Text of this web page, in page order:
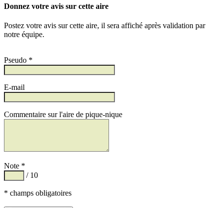
Donnez votre avis sur cette aire
Postez votre avis sur cette aire, il sera affiché après validation par
notre équipe.
Pseudo *
E-mail
Commentaire sur l'aire de pique-nique
Note *
/ 10
* champs obligatoires